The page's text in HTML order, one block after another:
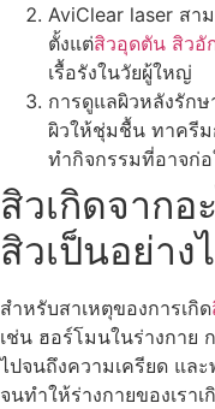
AviClear laser สา
ตั้งแต่สิวอุดตัน สิวอั
เรื้อรังในวัยผู้ใหญ่
การดูแลผิวหลังรักษ
ผิวให้ชุ่มชื้น ทาครี
ทำกิจกรรมที่อาจก่อ
สิวเกิดจากอ
สิวเป็นอย่าง
สำหรับสาเหตุของการเกิด
เช่น ฮอร์โมนในร่างกาย
ไปจนถึงความเครียด แล
จนทำให้ร่างกายของเรา